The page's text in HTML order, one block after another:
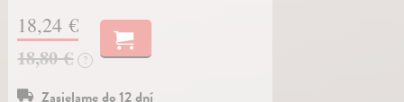
18,24 €
18,80 €
?